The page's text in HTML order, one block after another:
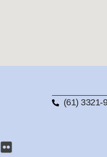
(61) 3321-